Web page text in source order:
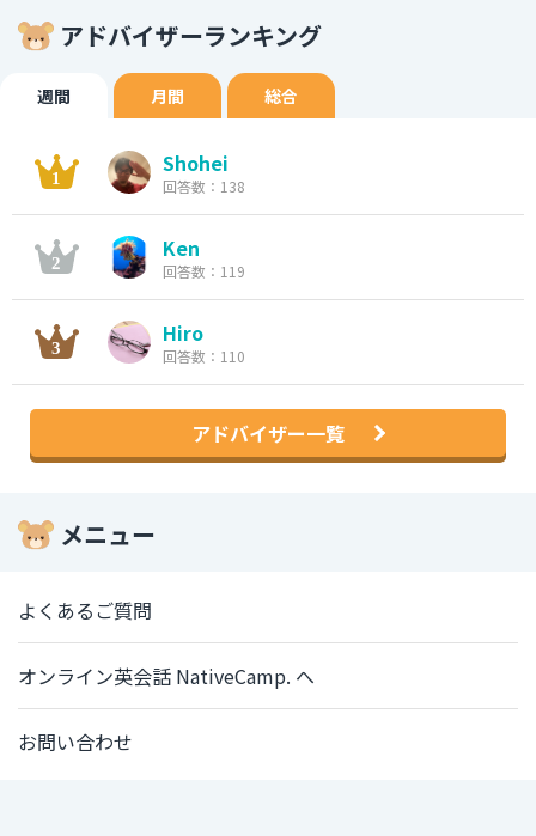
アドバイザーランキング
週間 月間 総合
Shohei
回答数：138
Ken
回答数：119
Hiro
回答数：110
アドバイザー一覧
メニュー
よくあるご質問
オンライン英会話 NativeCamp. へ
お問い合わせ